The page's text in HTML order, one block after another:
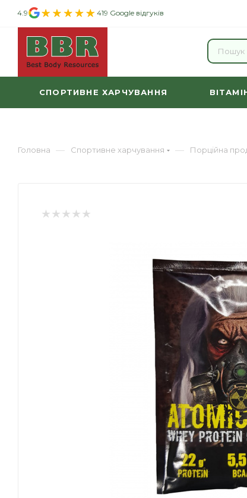
4.9 419 Google відгуків
СПОРТИВНЕ ХАРЧУВАННЯ
Головна — Спортивне харчування — Порційна